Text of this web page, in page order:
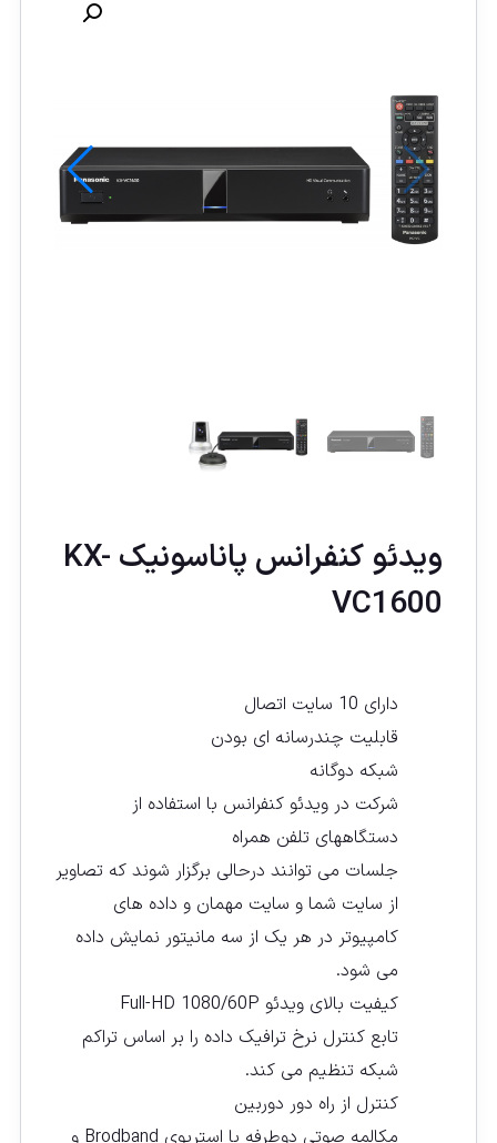
ويدئو كنفرانس پاناسونيک KX-
VC1600
دارای 10 سایت اتصال
قابلیت چندرسانه ای بودن
شبکه دوگانه
شرکت در ویدئو کنفرانس با استفاده از
دستگاههای تلفن همراه
جلسات می توانند درحالی برگزار شوند که تصاویر
از سایت شما و سایت مهمان و داده های
کامپیوتر در هر یک از سه مانیتور نمایش داده
می شود.
کیفیت بالای ویدئو Full-HD 1080/60P
تابع کنترل نرخ ترافیک داده را بر اساس تراکم
شبکه تنظیم می کند.
کنترل از راه دور دوربین
مکالمه صوتی دوطرفه با استریوی Brodband و